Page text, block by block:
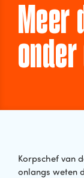
Korpschef van
onlangs weten